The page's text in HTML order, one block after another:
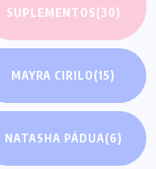
SUPLEMENTOS(30)
MAYRA CIRILO(15)
NATASHA PÁDUA(6)